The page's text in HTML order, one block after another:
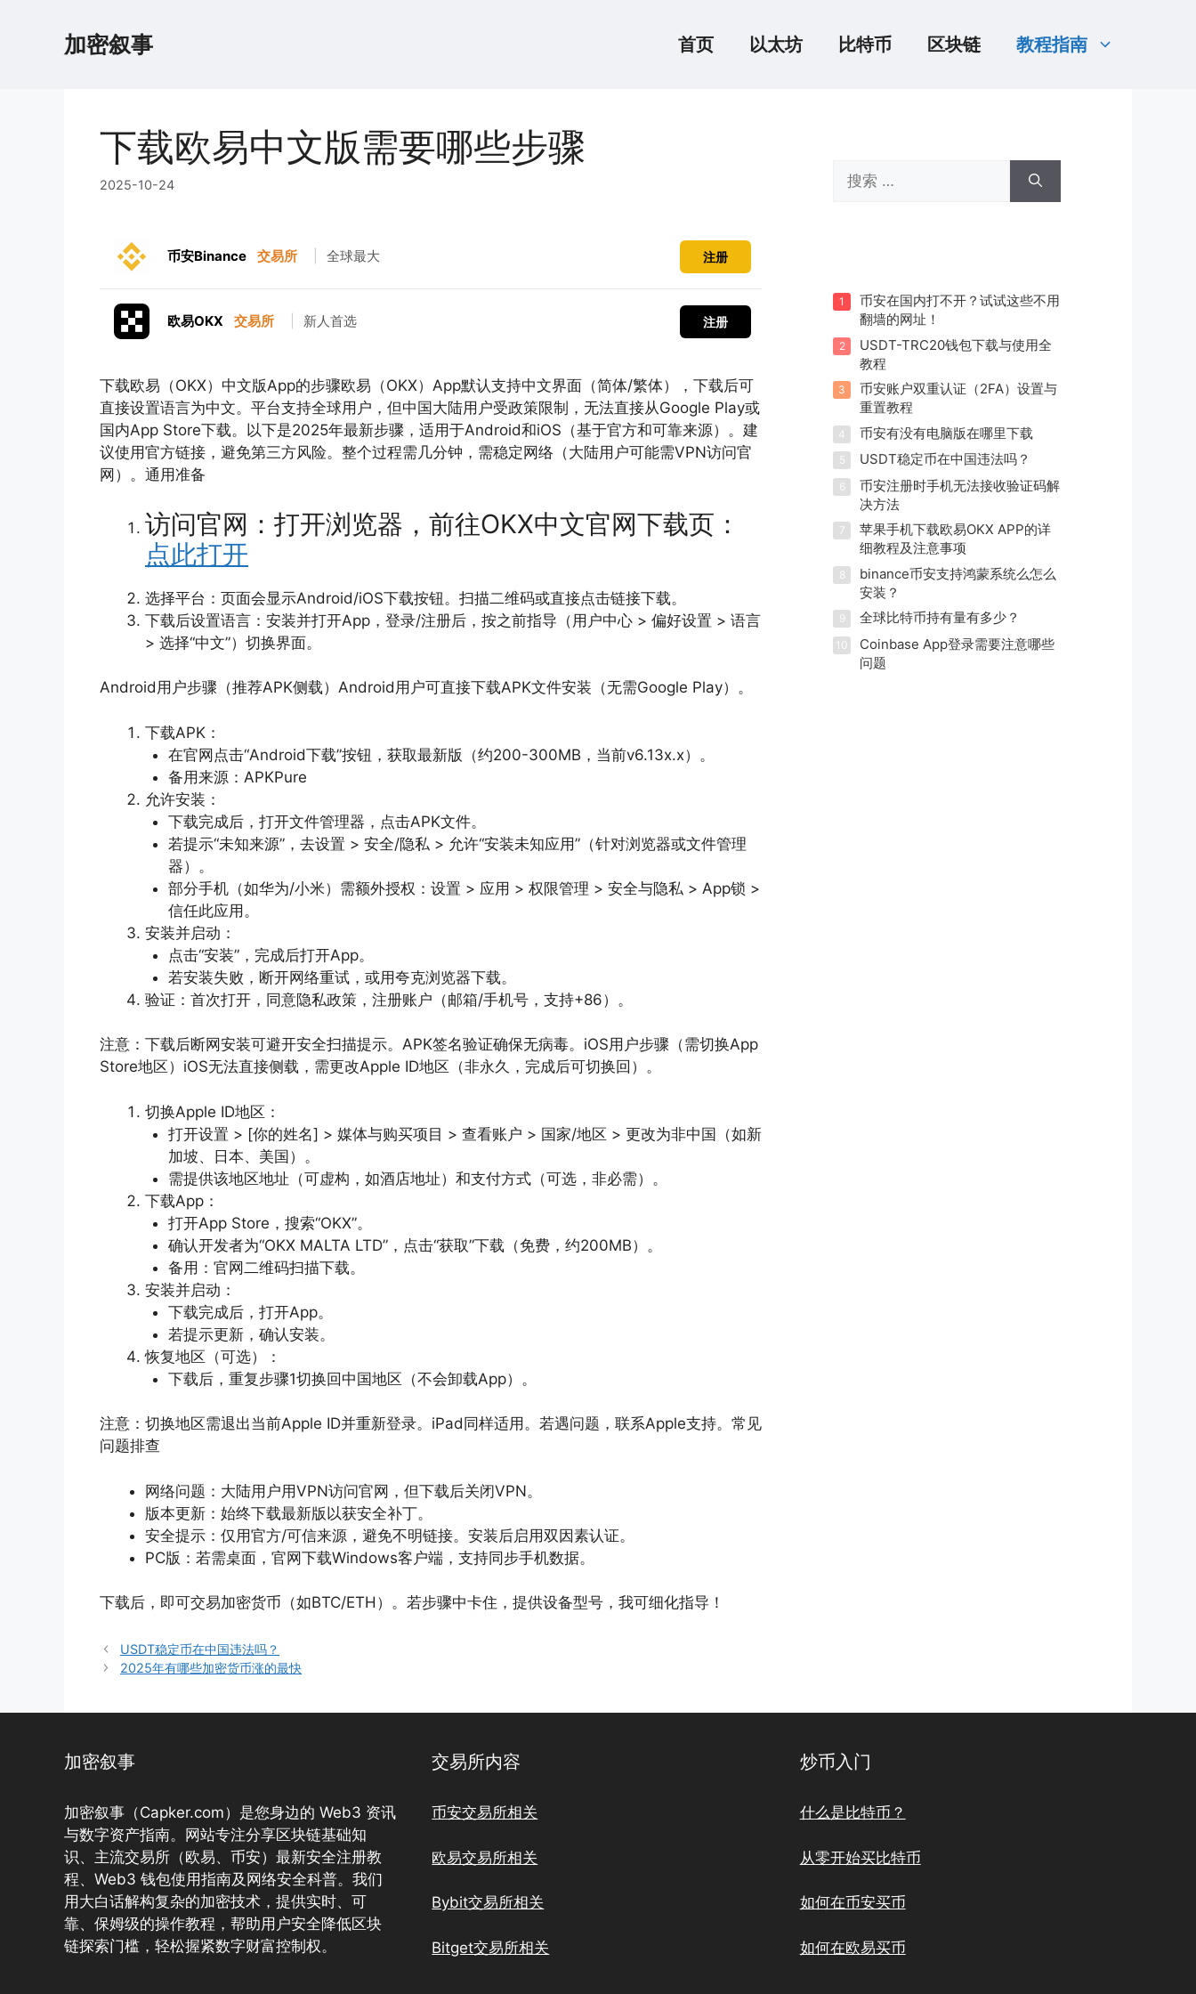
加密叙事 首页 以太坊 比特币 区块链 教程指南
下载欧易中文版需要哪些步骤
2025-10-24
币安Binance 交易所 全球最大 注册
欧易OKX 交易所 新人首选 注册
下载欧易（OKX）中文版App的步骤欧易（OKX）App默认支持中文界面（简体/繁体），下载后可
直接设置语言为中文。平台支持全球用户，但中国大陆用户受政策限制，无法直接从Google Play或
国内App Store下载。以下是2025年最新步骤，适用于Android和iOS（基于官方和可靠来源）。建
议使用官方链接，避免第三方风险。整个过程需几分钟，需稳定网络（大陆用户可能需VPN访问官
网）。通用准备
访问官网：打开浏览器，前往OKX中文官网下载页：
点此打开
选择平台：页面会显示Android/iOS下载按钮。扫描二维码或直接点击链接下载。
下载后设置语言：安装并打开App，登录/注册后，按之前指导（用户中心 > 偏好设置 > 语言
> 选择“中文”）切换界面。
Android用户步骤（推荐APK侧载）Android用户可直接下载APK文件安装（无需Google Play）。
下载APK：
在官网点击“Android下载”按钮，获取最新版（约200-300MB，当前v6.13x.x）。
备用来源：APKPure
允许安装：
下载完成后，打开文件管理器，点击APK文件。
若提示“未知来源”，去设置 > 安全/隐私 > 允许“安装未知应用”（针对浏览器或文件管理
器）。
部分手机（如华为/小米）需额外授权：设置 > 应用 > 权限管理 > 安全与隐私 > App锁 >
信任此应用。
安装并启动：
点击“安装”，完成后打开App。
若安装失败，断开网络重试，或用夸克浏览器下载。
验证：首次打开，同意隐私政策，注册账户（邮箱/手机号，支持+86）。
注意：下载后断网安装可避开安全扫描提示。APK签名验证确保无病毒。iOS用户步骤（需切换App
Store地区）iOS无法直接侧载，需更改Apple ID地区（非永久，完成后可切换回）。
切换Apple ID地区：
打开设置 > [你的姓名] > 媒体与购买项目 > 查看账户 > 国家/地区 > 更改为非中国（如新
加坡、日本、美国）。
需提供该地区地址（可虚构，如酒店地址）和支付方式（可选，非必需）。
下载App：
打开App Store，搜索“OKX”。
确认开发者为“OKX MALTA LTD”，点击“获取”下载（免费，约200MB）。
备用：官网二维码扫描下载。
安装并启动：
下载完成后，打开App。
若提示更新，确认安装。
恢复地区（可选）：
下载后，重复步骤1切换回中国地区（不会卸载App）。
注意：切换地区需退出当前Apple ID并重新登录。iPad同样适用。若遇问题，联系Apple支持。常见
问题排查
网络问题：大陆用户用VPN访问官网，但下载后关闭VPN。
版本更新：始终下载最新版以获安全补丁。
安全提示：仅用官方/可信来源，避免不明链接。安装后启用双因素认证。
PC版：若需桌面，官网下载Windows客户端，支持同步手机数据。
下载后，即可交易加密货币（如BTC/ETH）。若步骤中卡住，提供设备型号，我可细化指导！
USDT稳定币在中国违法吗？
2025年有哪些加密货币涨的最快
索：
1
币安在国内打不开？试试这些不用
翻墙的网址！
2
USDT-TRC20钱包下载与使用全
教程
3
币安账户双重认证（2FA）设置与
重置教程
4 币安有没有电脑版在哪里下载
5 USDT稳定币在中国违法吗？
6
币安注册时手机无法接收验证码解
决方法
7
苹果手机下载欧易OKX APP的详
细教程及注意事项
8
binance币安支持鸿蒙系统么怎么
安装？
9 全球比特币持有量有多少？
10
Coinbase App登录需要注意哪些
问题
加密叙事
加密叙事（Capker.com）是您身边的 Web3 资讯
与数字资产指南。网站专注分享区块链基础知
识、主流交易所（欧易、币安）最新安全注册教
程、Web3 钱包使用指南及网络安全科普。我们
用大白话解构复杂的加密技术，提供实时、可
靠、保姆级的操作教程，帮助用户安全降低区块
链探索门槛，轻松握紧数字财富控制权。
交易所内容
币安交易所相关
欧易交易所相关
Bybit交易所相关
Bitget交易所相关
炒币入门
什么是比特币？
从零开始买比特币
如何在币安买币
如何在欧易买币